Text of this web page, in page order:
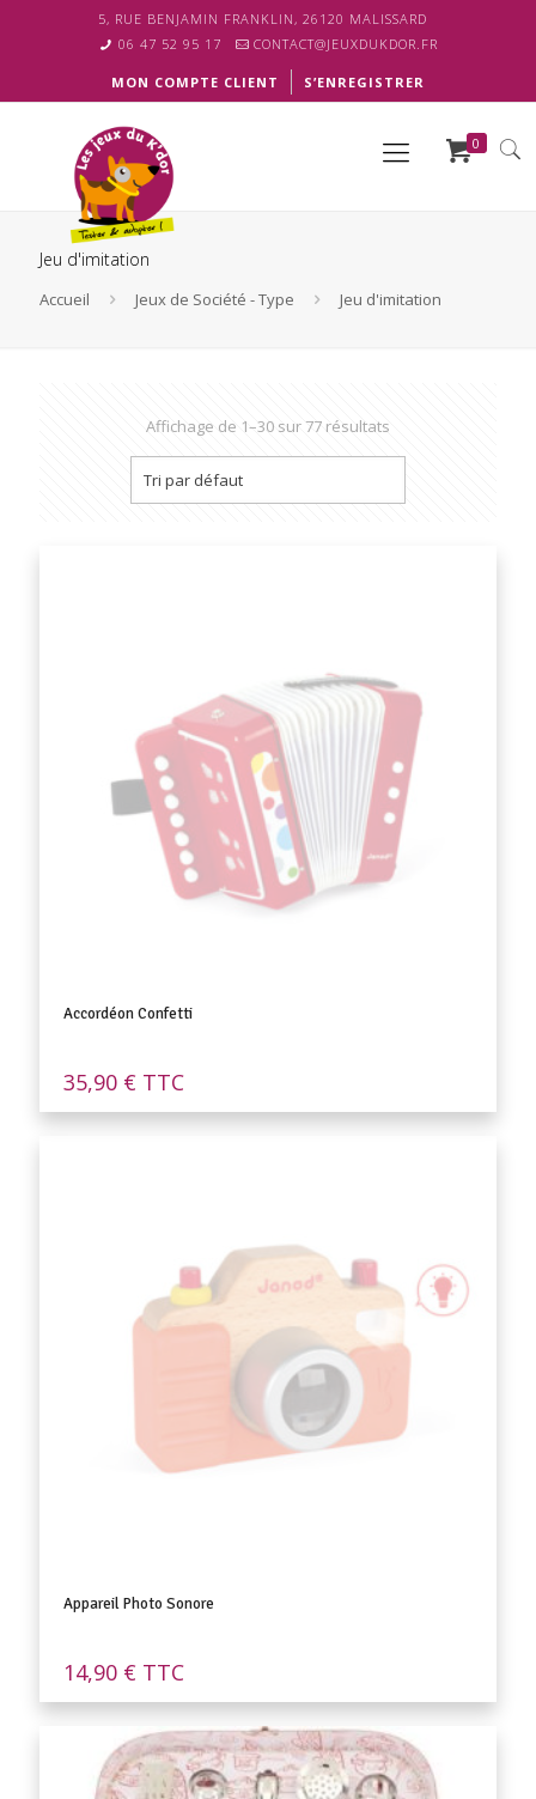
5, RUE BENJAMIN FRANKLIN, 26120 MALISSARD
06 47 52 95 17
CONTACT@JEUXDUKDOR.FR
MON COMPTE CLIENT S’ENREGISTRER
0
Jeu d'imitation
Accueil Jeux de Société - Type Jeu d'imitation
Affichage de 1–30 sur 77 résultats
Accordéon Confetti
35,90 € TTC
Appareil Photo Sonore
14,90 € TTC